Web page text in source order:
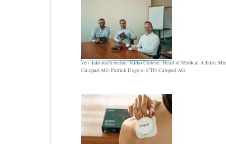
von links nach rechts: Mirko Cortese, Head of Medical Affairs;
Calopad AG; Patrick Degelo, CTO Calopad AG